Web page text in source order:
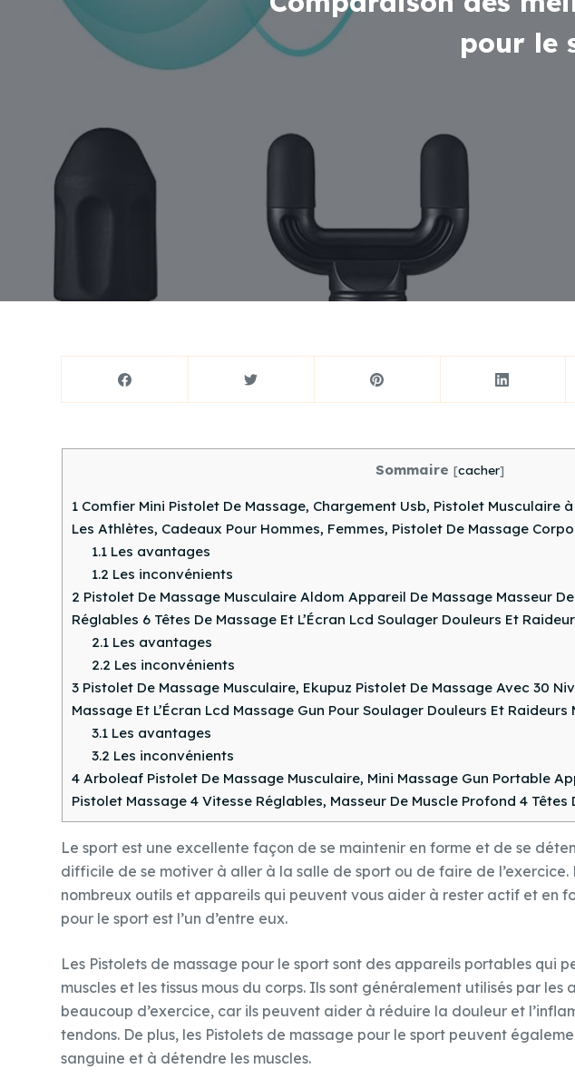
pour le
Sommaire [cacher]
1Comfier Mini Pistolet De Massage, Chargement Usb, Pistolet Musculaire
Les Athlètes, Cadeaux Pour Hommes, Femmes, Pistolet De Massage
1.1 Les avantages
1.2 Les inconvénients
2 Pistolet De Massage Musculaire Aldom Appareil De Massage Masseur
Réglables 6 Têtes De Massage Et L’Écran Lcd Soulager Douleurs Et
2.1 Les avantages
2.2 Les inconvénients
3Pistolet De Massage Musculaire, Ekupuz Pistolet De Massage Avec 30
Massage Et L’Écran Lcd Massage Gun Pour Soulager Douleurs Et Raideurs
3.1 Les avantages
3.2 Les inconvénients
4Arboleaf Pistolet De Massage Musculaire, Mini Massage Gun Portable
Pistolet Massage 4 Vitesse Réglables, Masseur De Muscle Profond 4
Le sport est une excellente façon de se maintenir en forme et de se
difficile de se motiver à aller à la salle de sport ou de faire de l’exercice.
nombreux outils et appareils qui peuvent vous aider à rester actif et en
pour le sport est l’un d’entre eux.
Les Pistolets de massage pour le sport sont des appareils portables qui
muscles et les tissus mous du corps. Ils sont généralement utilisés par les
beaucoup d’exercice, car ils peuvent aider à réduire la douleur et
tendons. De plus, les Pistolets de massage pour le sport peuvent
sanguine et à détendre les muscles.